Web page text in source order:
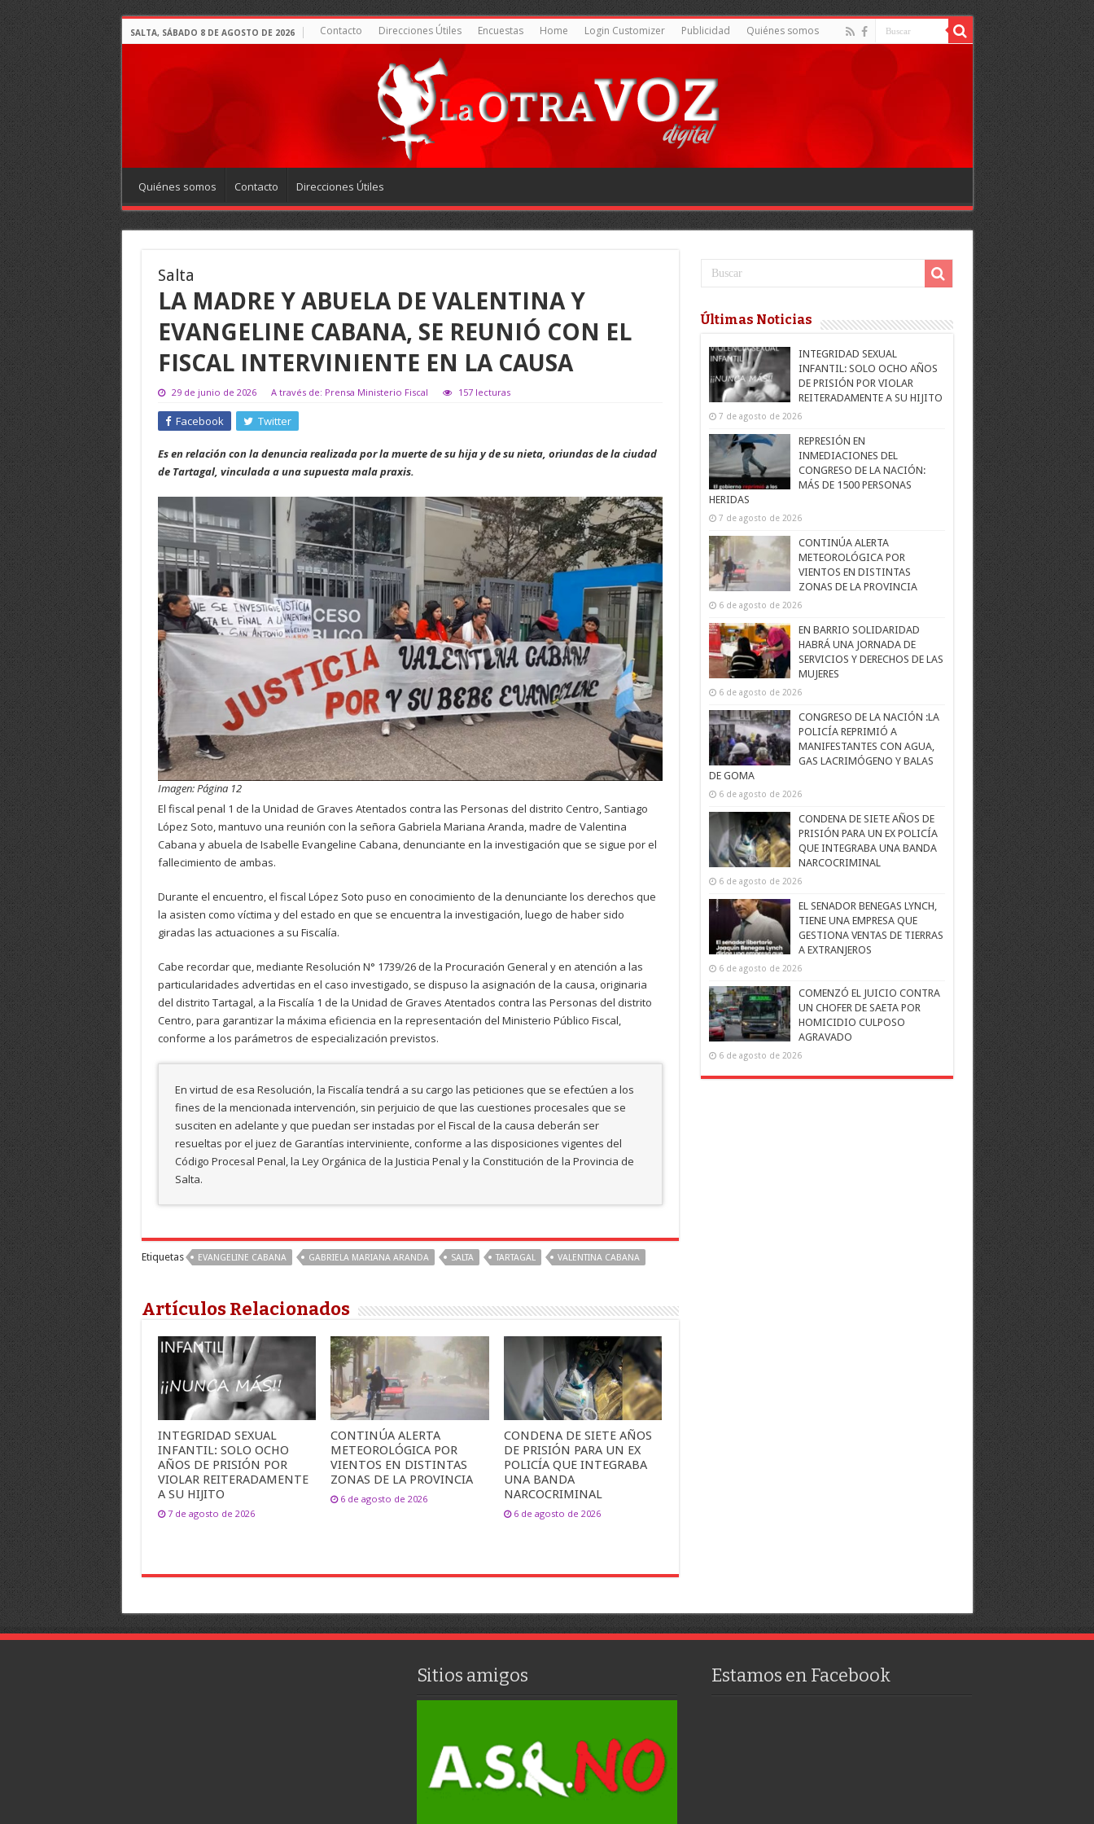
SALTA, SÁBADO 8 DE AGOSTO DE 2026 Contacto Direcciones Útiles Encuestas Home Login Customizer Publicidad Quiénes somos
Quiénes somos Contacto Direcciones Útiles
Salta
LA MADRE Y ABUELA DE VALENTINA Y
EVANGELINE CABANA, SE REUNIÓ CON EL
FISCAL INTERVINIENTE EN LA CAUSA
29 de junio de 2026 A través de: Prensa Ministerio Fiscal 157 lecturas
Facebook Twitter
Es en relación con la denuncia realizada por la muerte de su hija y de su nieta, oriundas de la ciudad
de Tartagal, vinculada a una supuesta mala praxis.
Imagen: Página 12
El fiscal penal 1 de la Unidad de Graves Atentados contra las Personas del distrito Centro, Santiago
López Soto, mantuvo una reunión con la señora Gabriela Mariana Aranda, madre de Valentina
Cabana y abuela de Isabelle Evangeline Cabana, denunciante en la investigación que se sigue por el
fallecimiento de ambas.
Durante el encuentro, el fiscal López Soto puso en conocimiento de la denunciante los derechos que
la asisten como víctima y del estado en que se encuentra la investigación, luego de haber sido
giradas las actuaciones a su Fiscalía.
Cabe recordar que, mediante Resolución N° 1739/26 de la Procuración General y en atención a las
particularidades advertidas en el caso investigado, se dispuso la asignación de la causa, originaria
del distrito Tartagal, a la Fiscalía 1 de la Unidad de Graves Atentados contra las Personas del distrito
Centro, para garantizar la máxima eficiencia en la representación del Ministerio Público Fiscal,
conforme a los parámetros de especialización previstos.
En virtud de esa Resolución, la Fiscalía tendrá a su cargo las peticiones que se efectúen a los
fines de la mencionada intervención, sin perjuicio de que las cuestiones procesales que se
susciten en adelante y que puedan ser instadas por el Fiscal de la causa deberán ser
resueltas por el juez de Garantías interviniente, conforme a las disposiciones vigentes del
Código Procesal Penal, la Ley Orgánica de la Justicia Penal y la Constitución de la Provincia de
Salta.
Etiquetas EVANGELINE CABANA GABRIELA MARIANA ARANDA SALTA TARTAGAL VALENTINA CABANA
Artículos Relacionados
INTEGRIDAD SEXUAL
INFANTIL: SOLO OCHO
AÑOS DE PRISIÓN POR
VIOLAR REITERADAMENTE
A SU HIJITO
7 de agosto de 2026
CONTINÚA ALERTA
METEOROLÓGICA POR
VIENTOS EN DISTINTAS
ZONAS DE LA PROVINCIA
6 de agosto de 2026
CONDENA DE SIETE AÑOS
DE PRISIÓN PARA UN EX
POLICÍA QUE INTEGRABA
UNA BANDA
NARCOCRIMINAL
6 de agosto de 2026
Últimas Noticias
INTEGRIDAD SEXUAL
INFANTIL: SOLO OCHO AÑOS
DE PRISIÓN POR VIOLAR
REITERADAMENTE A SU HIJITO
7 de agosto de 2026
REPRESIÓN EN
INMEDIACIONES DEL
CONGRESO DE LA NACIÓN:
MÁS DE 1500 PERSONAS
HERIDAS
7 de agosto de 2026
CONTINÚA ALERTA
METEOROLÓGICA POR
VIENTOS EN DISTINTAS
ZONAS DE LA PROVINCIA
6 de agosto de 2026
EN BARRIO SOLIDARIDAD
HABRÁ UNA JORNADA DE
SERVICIOS Y DERECHOS DE LAS
MUJERES
6 de agosto de 2026
CONGRESO DE LA NACIÓN :LA
POLICÍA REPRIMIÓ A
MANIFESTANTES CON AGUA,
GAS LACRIMÓGENO Y BALAS
DE GOMA
6 de agosto de 2026
CONDENA DE SIETE AÑOS DE
PRISIÓN PARA UN EX POLICÍA
QUE INTEGRABA UNA BANDA
NARCOCRIMINAL
6 de agosto de 2026
EL SENADOR BENEGAS LYNCH,
TIENE UNA EMPRESA QUE
GESTIONA VENTAS DE TIERRAS
A EXTRANJEROS
6 de agosto de 2026
COMENZÓ EL JUICIO CONTRA
UN CHOFER DE SAETA POR
HOMICIDIO CULPOSO
AGRAVADO
6 de agosto de 2026
Sitios amigos Estamos en Facebook